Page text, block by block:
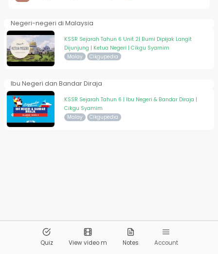
Negeri-negeri di Malaysia
KSSR Sejarah Tahun 6 Unit 2| Bumi Dipijak Langit
Dijunjung | Ketua Negeri | Cikgu Syamim
Malay Cikgupedia
Ibu Negeri dan Bandar Diraja
KSSR Sejarah Tahun 6 | Ibu Negeri & Bandar Diraja |
Cikgu Syamim
Malay Cikgupedia
Pandai.org All Rights Reserved
Quiz View video m Notes Account